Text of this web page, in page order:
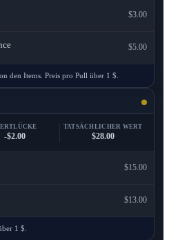
$3.00
$5.00
den Items. Preis pro Pull über 1 $.
-$2.00
TATSÄCHLICHER WERT
$28.00
$15.00
$13.00
1 $.